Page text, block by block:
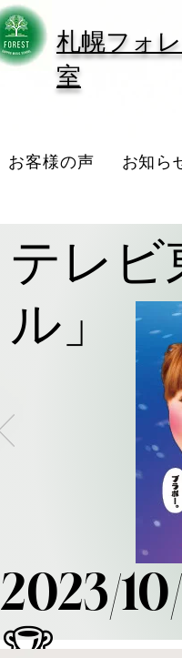
札幌フォ
室
お客様の声 お知ら
テレビ
ル」
​2023/